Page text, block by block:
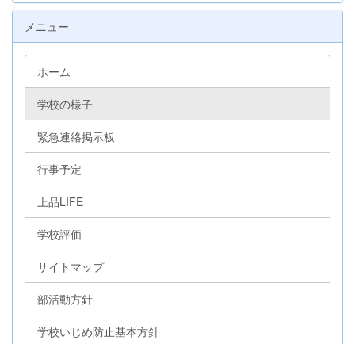
メニュー
ホーム
学校の様子
緊急連絡掲示板
行事予定
上品LIFE
学校評価
サイトマップ
部活動方針
学校いじめ防止基本方針